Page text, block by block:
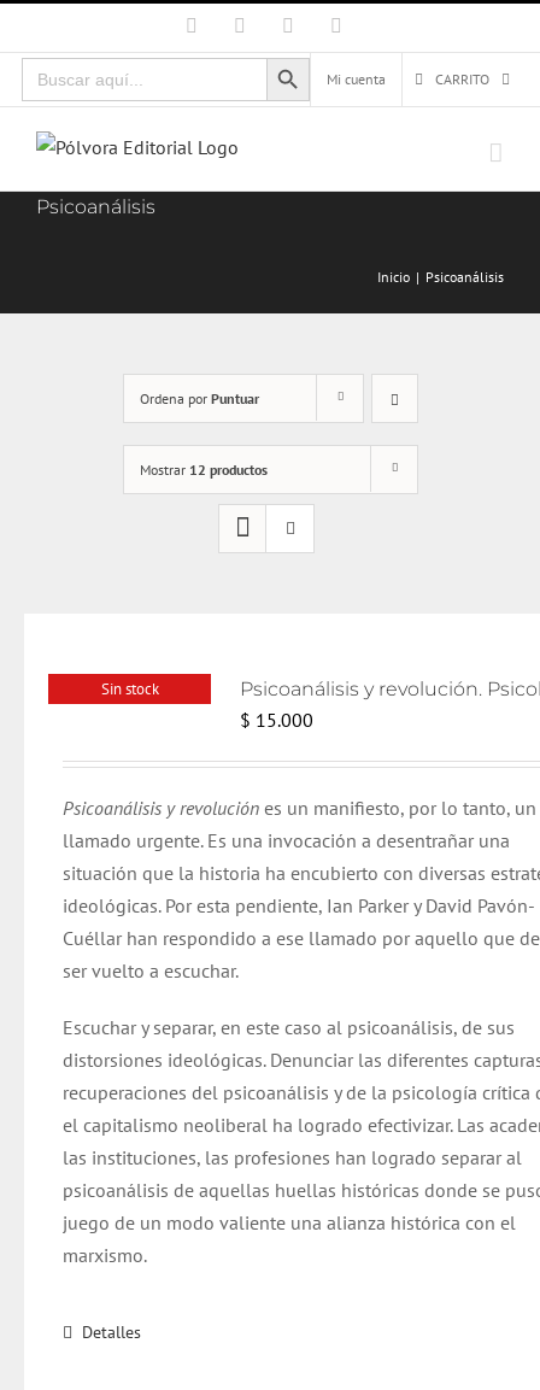
al
contenido
Facebook Instagram
Buscar:
Botón de búsqueda
Mi cuenta
CARRITO
Psicoanálisis
Inicio Psicoanálisis
Ordena por Puntuar
Mostrar 12 productos
Sin stock
$ 15.000
Psicoanálisis y revoluciónes un manifiesto, por lo tanto, un
llamado urgente. Es una invocación a desentrañar una
situación que la historia ha encubierto con diversas
ideológicas. Por esta pendiente, Ian Parker y David Pavón-
Cuéllar han respondido a ese llamado por aquello que
ser vuelto a escuchar.
Escuchar y separar, en este caso al psicoanálisis, de sus
distorsiones ideológicas. Denunciar las diferentes
recuperaciones del psicoanálisis y de la psicología crítica
el capitalismo neoliberal ha logrado efectivizar. Las
las instituciones, las profesiones han logrado separar al
psicoanálisis de aquellas huellas históricas donde se
juego de un modo valiente una alianza histórica con el
marxismo.
Detalles